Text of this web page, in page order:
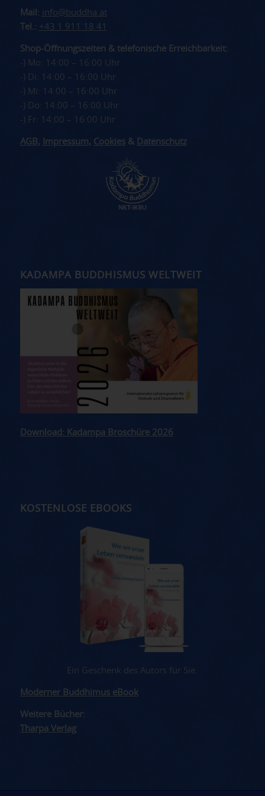
Mail: info@buddha.at
Tel.: +43 1 911 18 41
Shop-Öffnungszeiten & telefonische Erreichbarkeit:
-) Mo: 14:00 – 16:00 Uhr
-) Di: 14:00 – 16:00 Uhr
-) Mi: 14:00 – 16:00 Uhr
-) Do: 14:00 – 16:00 Uhr
-) Fr: 14:00 – 16:00 Uhr
AGB , Impressum, Cookies& Datenschutz
KADAMPA BUDDHISMUS WELTWEIT
Download: Kadampa Broschüre 2026
KOSTENLOSE EBOOKS
Ein Geschenk des Autors für Sie.
Moderner Buddhimus eBook
Weitere Bücher:
Tharpa Verlag